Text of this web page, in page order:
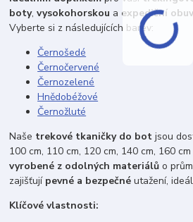
boty,vysokohorskou a expediční
Vyberte si z následujících barev:
Černošedé
Černočervené
Černozelené
Hnědobéžové
Černožluté
Naše trekové tkaničky do bot jsou
100 cm, 110 cm, 120 cm, 140 cm, 160
vyrobené z odolných materiálů o
zajišťují pevné a bezpečné utažení,
Klíčové vlastnosti: